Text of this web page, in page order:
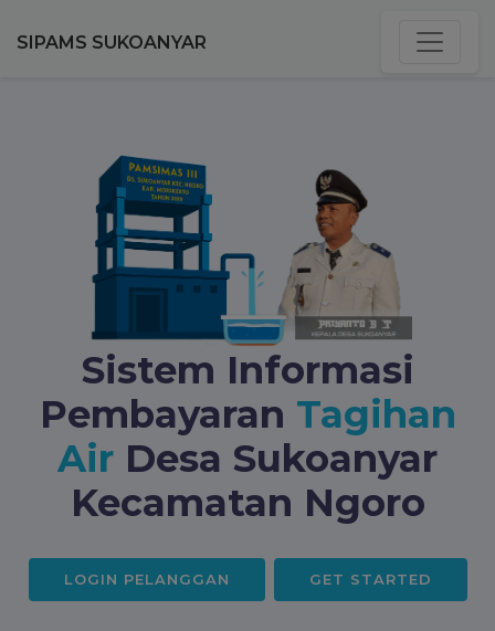
SIPAMS SUKOANYAR
Sistem Informasi
Pembayaran Tagihan
Air Desa Sukoanyar
Kecamatan Ngoro
LOGIN PELANGGAN GET STARTED